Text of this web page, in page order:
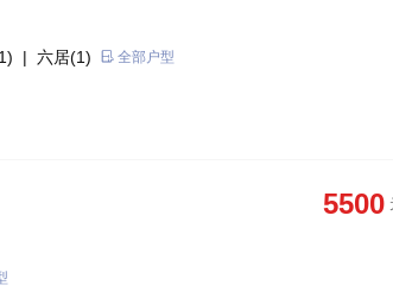
| 六居(1) 全部户型
5500